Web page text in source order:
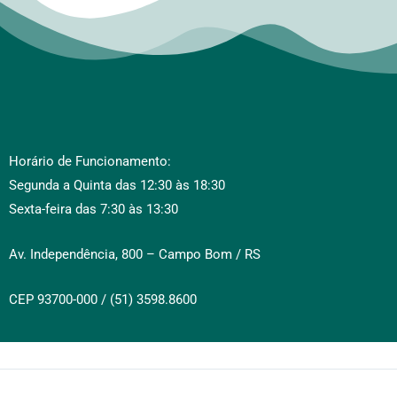
Horário de Funcionamento:
Segunda a Quinta das 12:30 às 18:30
Sexta-feira das 7:30 às 13:30
Av. Independência, 800 – Campo Bom / RS
CEP 93700-000 / (51) 3598.8600